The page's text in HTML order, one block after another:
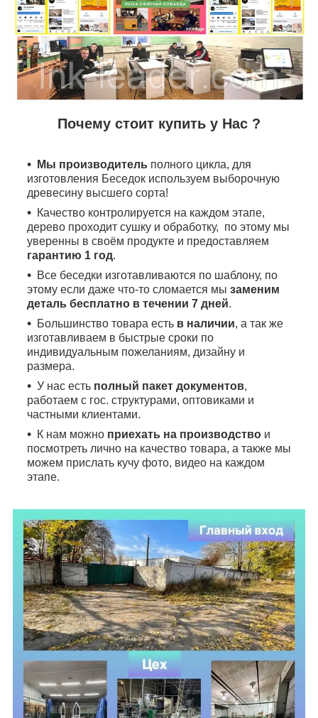
Почему стоит купить у Нас ?
Мы производитель полного цикла, для
изготовления Беседок используем выборочную
древесину высшего сорта!
Качество контролируется на каждом этапе,
дерево проходит сушку и обработку, по этому мы
уверенны в своём продукте и предоставляем
гарантию 1 год.
Все беседки изготавливаются по шаблону, по
этому если даже что-то сломается мы заменим
деталь бесплатно в течении 7 дней.
Большинство товара есть в наличии, а так же
изготавливаем в быстрые сроки по
индивидуальным пожеланиям, дизайну и
размера.
У нас есть полный пакет документов,
работаем с гос. структурами, оптовиками и
частными клиентами.
К нам можно приехать на производство и
посмотреть лично на качество товара, а также мы
можем прислать кучу фото, видео на каждом
этапе.